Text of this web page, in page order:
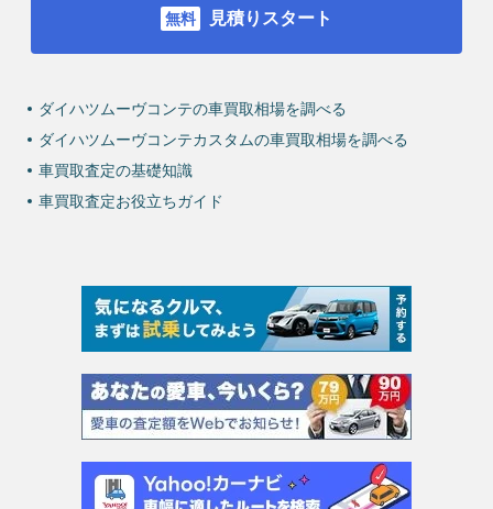
見積りスタート
ダイハツムーヴコンテの車買取相場を調べる
ダイハツムーヴコンテカスタムの車買取相場を調べる
車買取査定の基礎知識
車買取査定お役立ちガイド